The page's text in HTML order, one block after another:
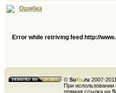
Ошибка
Error while retriving feed http://
© Sufix.ru 2007-2011
При использовании
прямая ссылка на